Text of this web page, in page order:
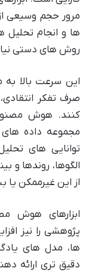
مرور حجم وسیعی
ها و انجام تحلیل
روش های دستی نیاز
این سرعت بالا به
صرف تفکر
کنند. هوش
مجموعه داده های
توانایی های
الگوها، روندها
از این غیرممکن یا
ابزارهای هوش
پژوهشی را نیز
ها، مدل های
دقیق تری ارائه